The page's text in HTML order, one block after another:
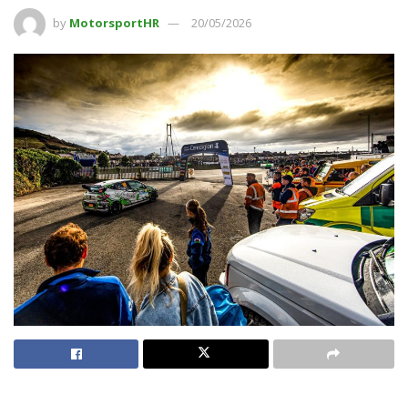
by MotorsportHR 20/05/2026